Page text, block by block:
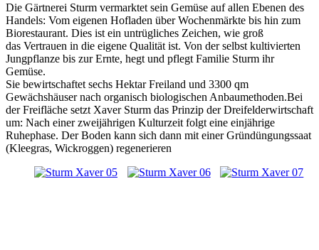
Die Gärtnerei Sturm vermarktet sein Gemüse auf allen Ebenen des
Handels: Vom eigenen Hofladen über Wochenmärkte bis hin zum
Biorestaurant. Dies ist ein untrügliches Zeichen, wie groß
das Vertrauen in die eigene Qualität ist. Von der selbst kultivierten
Jungpflanze bis zur Ernte, hegt und pflegt Familie Sturm ihr
Gemüse.
Sie bewirtschaftet sechs Hektar Freiland und 3300 qm
Gewächshäuser nach organisch biologischen Anbaumethoden.Bei
der Freifläche setzt Xaver Sturm das Prinzip der Dreifelderwirtschaft
um: Nach einer zweijährigen Kulturzeit folgt eine einjährige
Ruhephase. Der Boden kann sich dann mit einer Gründüngungssaat
(Kleegras, Wickroggen) regenerieren